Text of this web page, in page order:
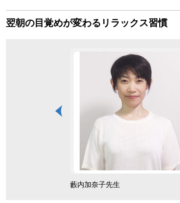
翌朝の目覚めが変わるリラックス習慣
藪内加奈子先生